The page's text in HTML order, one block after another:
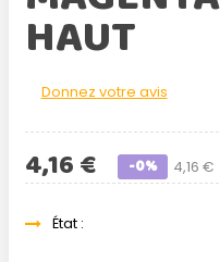
HAUT
Donnez votre avis
4,16 €
4,16 € -0%
État :